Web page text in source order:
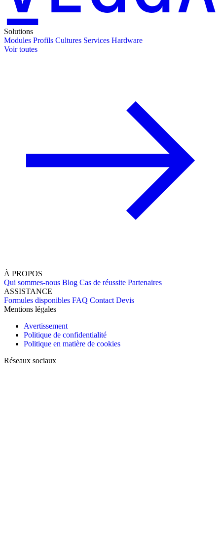
Solutions
Modules Profils Cultures Services Hardware
Voir toutes
À PROPOS
Qui sommes-nous Blog Cas de réussite Partenaires
ASSISTANCE
Formules disponibles FAQ Contact Devis
Mentions légales
Avertissement
Politique de confidentialité
Politique en matière de cookies
Réseaux sociaux